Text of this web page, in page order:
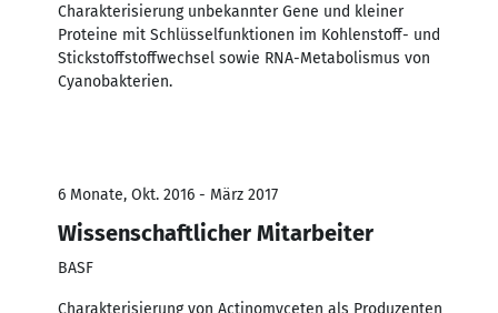
Charakterisierung unbekannter Gene und kleiner
Proteine mit Schlüsselfunktionen im Kohlenstoff- und
Stickstoffstoffwechsel sowie RNA-Metabolismus von
Cyanobakterien.
6 Monate, Okt. 2016 - März 2017
Wissenschaftlicher Mitarbeiter
BASF
Charakterisierung von Actinomyceten als Produzenten